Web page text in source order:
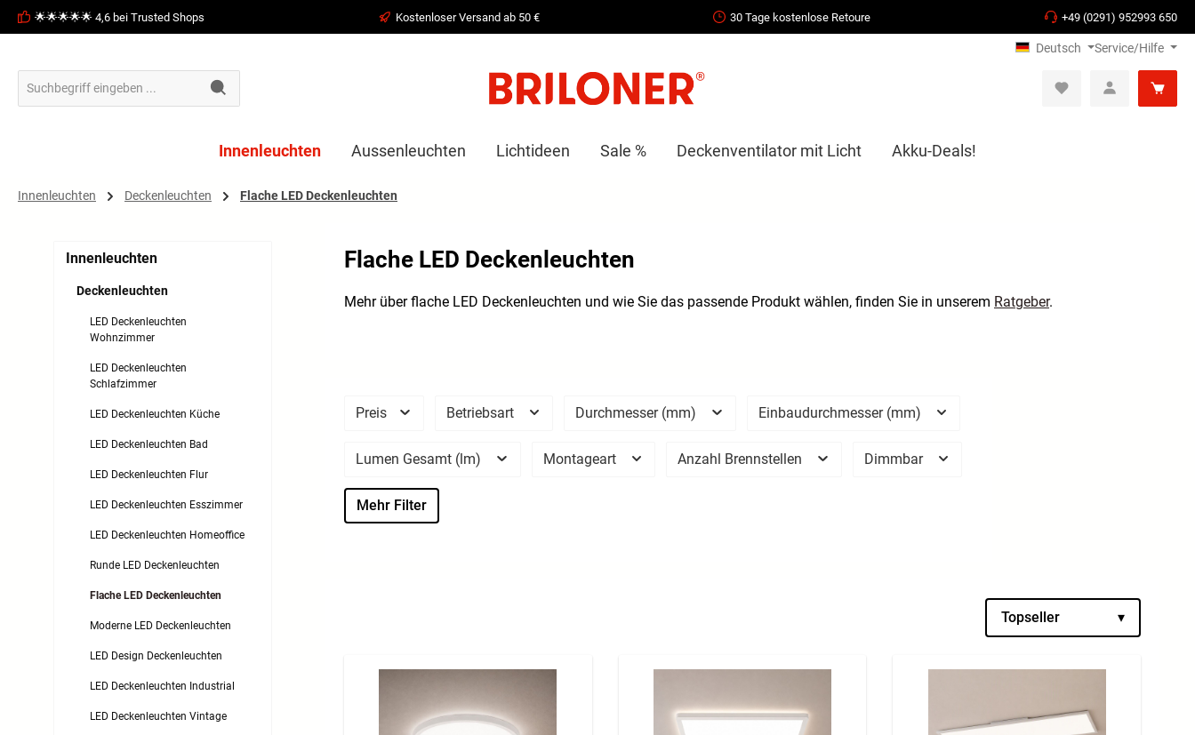
Zur Hauptnavigation springen
🌟🌟🌟🌟🌟 4,6 bei Trusted Shops Kostenloser Versand ab 50 € 30 Tage kostenlose Retoure +49 (0291) 952993 650
Deutsch Service/Hilfe
Innenleuchten Aussenleuchten Lichtideen Sale % Deckenventilator mit Licht Akku-Deals!
Innenleuchten Deckenleuchten Flache LED Deckenleuchten
Innenleuchten
Deckenleuchten
LED Deckenleuchten
Wohnzimmer
LED Deckenleuchten
Schlafzimmer
LED Deckenleuchten Küche
LED Deckenleuchten Bad
LED Deckenleuchten Flur
LED Deckenleuchten Esszimmer
LED Deckenleuchten Homeoffice
Runde LED Deckenleuchten
Flache LED Deckenleuchten
Moderne LED Deckenleuchten
LED Design Deckenleuchten
LED Deckenleuchten Industrial
LED Deckenleuchten Vintage
Flache LED Deckenleuchten
Mehr über flache LED Deckenleuchten und wie Sie das passende Produkt wählen, finden Sie in unserem Ratgeber.
Preis Betriebsart Durchmesser (mm) Einbaudurchmesser (mm)
Lumen Gesamt (lm) Montageart Anzahl Brennstellen Dimmbar
Mehr Filter
Topseller ▾